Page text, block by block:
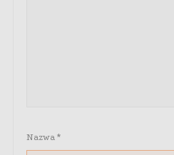
Nazwa *